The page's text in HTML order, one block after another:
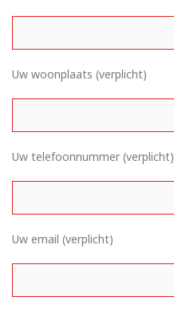
Uw woonplaats (verplicht)
Uw telefoonnummer (verplicht)
Uw email (verplicht)